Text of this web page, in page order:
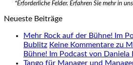
*Erforderliche Felder. Erfahren Sie mehr in
Neueste Beiträge
Mehr Rock auf der Bühne! Im
Bublitz Keine Kommentare zu
Bühne! Im Podcast von Daniela
Tango für Manager und